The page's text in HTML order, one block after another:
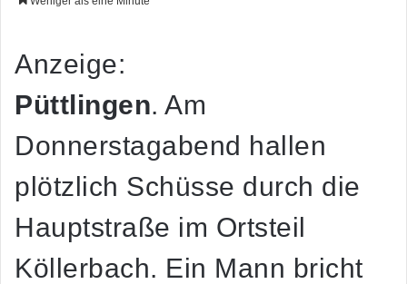
Anzeige:
Püttlingen. Am
Donnerstagabend hallen
plötzlich Schüsse durch die
Hauptstraße im Ortsteil
Köllerbach. Ein Mann bricht